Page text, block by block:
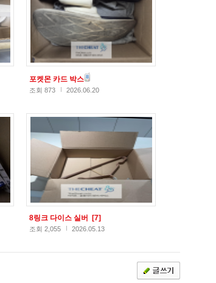
포켓몬 카드 박스
조회 873 2026.06.20
8링크 다이스 실버 [7]
조회 2,055 2026.05.13